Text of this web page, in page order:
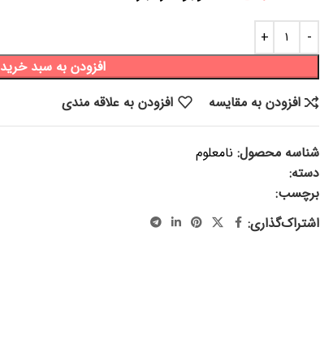
افزودن به سبد خرید
افزودن به مقایسه
افزودن به علاقه مندی
شناسه محصول: نامعلوم
دسته:
برچسب:
اشتراک‌گذاری: